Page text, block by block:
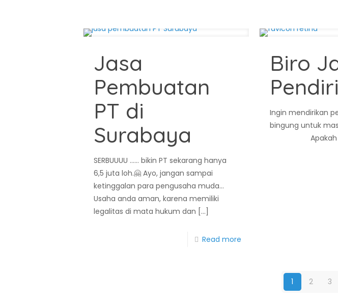
Jasa
Pembuatan
PT di
Surabaya
SERBUUUU …… bikin PT sekarang hanya
6,5 juta loh.🤗 Ayo, jangan sampai
ketinggalan para pengusaha muda…
Usaha anda aman, karena memiliki
legalitas di mata hukum dan […]
Read more
Biro
Ingin mendirikan
bingung untuk
Apakah
1 2 3